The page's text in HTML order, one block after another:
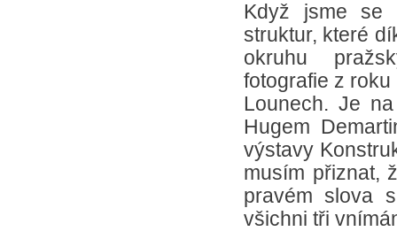
Když jsme se
struktur, které
okruhu
fotografie z
Lounech. Je
Hugem
výstavy
musím přiznat,
pravém slova
všichni tři